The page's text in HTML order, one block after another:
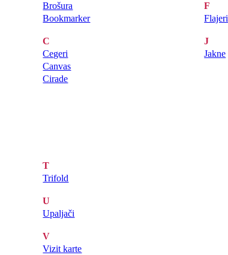
Brošura
Bookmarker
C
Cegeri
Canvas
Cirade
F
Flajeri
J
Jakne
T
Trifold
U
Upaljači
V
Vizit karte